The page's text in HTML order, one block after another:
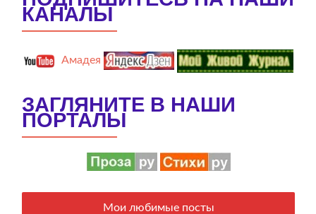
КАНАЛЫ
Амадея
ЗАГЛЯНИТЕ В НАШИ
ПОРТАЛЫ
Мои любимые посты